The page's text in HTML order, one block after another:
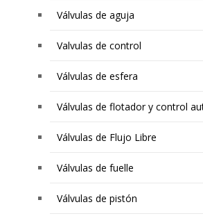
Válvulas de aguja
Valvulas de control
Válvulas de esfera
Válvulas de flotador y control
Válvulas de Flujo Libre
Válvulas de fuelle
Válvulas de pistón